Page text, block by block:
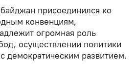
присоединился ко
конвенциям,
огромная роль
осуществлении политики
демократическим развитием.